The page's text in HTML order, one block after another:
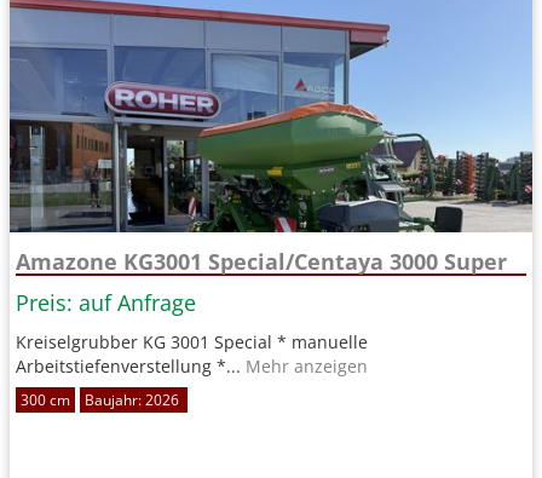
Amazone KG3001 Special/Centaya 3000 Super
Preis: auf Anfrage
Kreiselgrubber KG 3001 Special * manuelle
Arbeitstiefenverstellung *... Mehr anzeigen
300 cm Baujahr: 2026